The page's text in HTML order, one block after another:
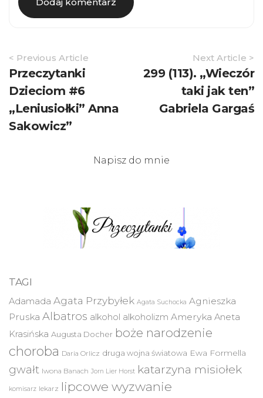
Article
Navigation
< Previous Article
Przeczytanki
Dzieciom #6
„Leniusiołki” Anna
Sakowicz”
Next Article >
299 (113). „Wieczór
taki jak ten”
Gabriela Gargaś
Napisz do mnie
TAGI
Adamada Agata Przybyłek Agata Suchocka Agnieszka
Pruska Albatros alkohol alkoholizm Ameryka Aneta
Krasińska Augusta Docher boże narodzenie
choroba Daria Orlicz druga wojna światowa Ewa Formella
gwałt Iwona Banach Jorn Lier Horst katarzyna misiołek
komisarz lekarz lipcowe wyzwanie